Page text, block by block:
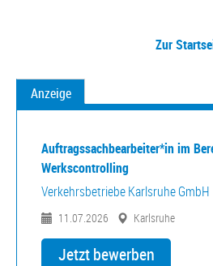
Zur
Anzeige
Auftragssachbearbeiter*in im
Werkscontrolling
Verkehrsbetriebe Karlsruhe GmbH
11.07.2026 Karlsruhe
Jetzt bewerben